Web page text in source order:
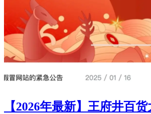
【2026年最新】王府井百